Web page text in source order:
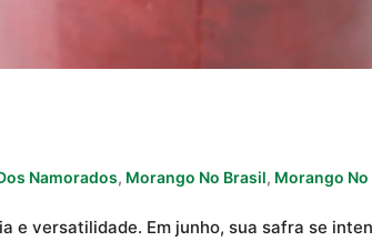
Namorados, Morango No Brasil, Morango
e versatilidade. Em junho, sua safra se